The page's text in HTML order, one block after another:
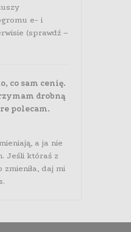
e- i
(sprawdź –
co sam cenię.
drobną
polecam.
a ja nie
Jeśli któraś z
zmieniła, daj mi